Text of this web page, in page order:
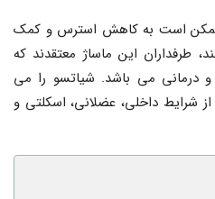
است به کاهش استرس و کمک
طرفداران این ماساژ معتقدند که
و درمانی می باشد. شیاتسو را می
شرایط داخلی، عضلانی، اسکلتی و